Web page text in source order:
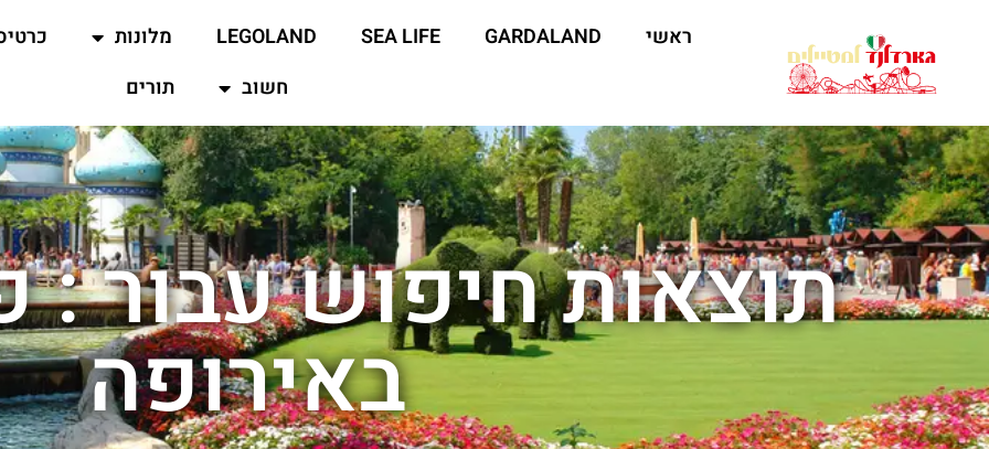
ראשי GARDALAND
SEA LIFE
LEGOLAND מלונות
חשוב
תורים
תוצאות חיפוש עבור :
באירופה